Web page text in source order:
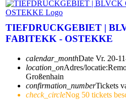
TIEFDRUCKGEBIET |
FABITEKK - OSTEKKE
calendar_monthDate Vr. 20-
location_onAdres/locatie:
Großenhain
confirmation_numberTickets
check_circleNog 50 tickets